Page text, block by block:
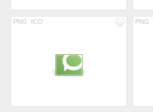
PNG ICO PNG